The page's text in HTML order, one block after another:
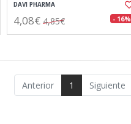
DAVI PHARMA
4,08€ 4,85€ - 16%
Anterior 1 Siguiente